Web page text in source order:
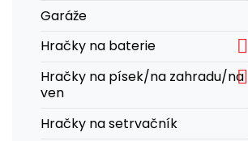
Garáže
Hračky na baterie

Hračky na písek/na zahradu/na
ven

Hračky na setrvačník